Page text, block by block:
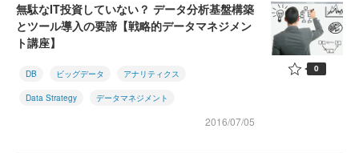
無駄なIT投資していない？ データ分析基盤構築
とツール導入の要諦【戦略的データマネジメン
ト講座】
DB ビッグデータ アナリティクス
Data Strategy データマネジメント
2016/07/05
0